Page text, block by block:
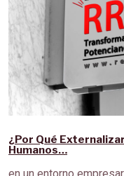
¿Por Qué
Humanos…